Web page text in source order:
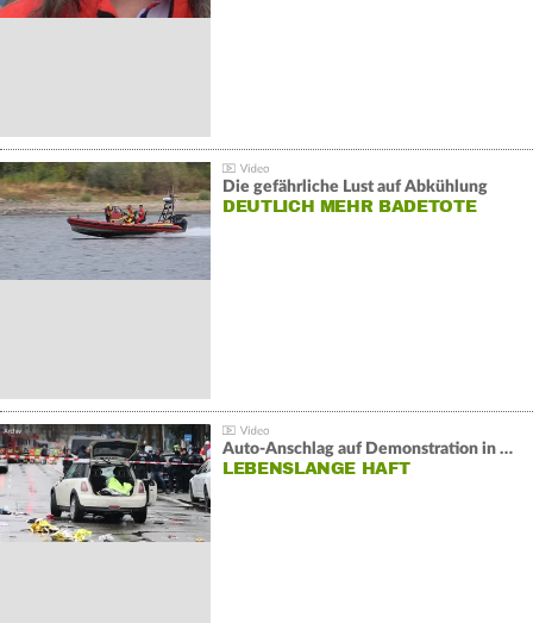
Die gefährliche Lust auf Abkühlung
DEUTLICH MEHR BADETOTE
Auto-Anschlag auf Demonstration in München:
LEBENSLANGE HAFT